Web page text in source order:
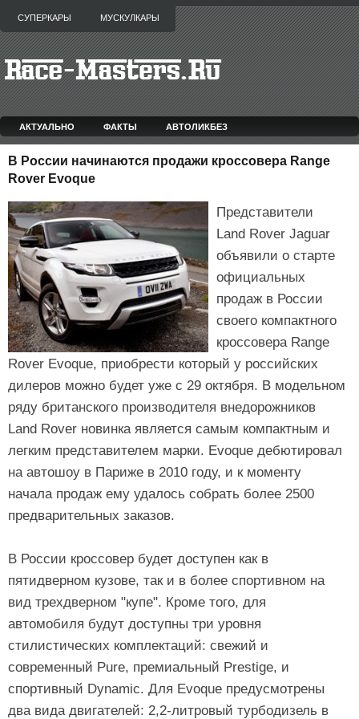
СУПЕРКАРЫ МУСКУЛКАРЫ
АКТУАЛЬНО ФАКТЫ АВТОЛИКБЕЗ
В России начинаются продажи кроссовера Range
Rover Evoque
Представители
Land Rover Jaguar
объявили о старте
официальных
продаж в России
своего компактного
кроссовера Range
Rover Evoque, приобрести который у российских
дилеров можно будет уже с 29 октября. В модельном
ряду британского производителя внедорожников
Land Rover новинка является самым компактным и
легким представителем марки. Evoque дебютировал
на автошоу в Париже в 2010 году, и к моменту
начала продаж ему удалось собрать более 2500
предварительных заказов.
В России кроссовер будет доступен как в
пятидверном кузове, так и в более спортивном на
вид трехдверном "купе". Кроме того, для
автомобиля будут доступны три уровня
стилистических комплектаций: свежий и
современный Pure, премиальный Prestige, и
спортивный Dynamic. Для Evoque предусмотрены
два вида двигателей: 2,2-литровый турбодизель в